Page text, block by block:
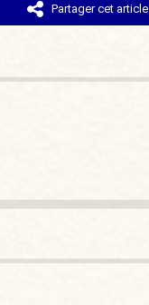
Partager cet article